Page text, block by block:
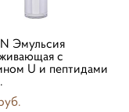
Эмульсия
с
U и пептидами